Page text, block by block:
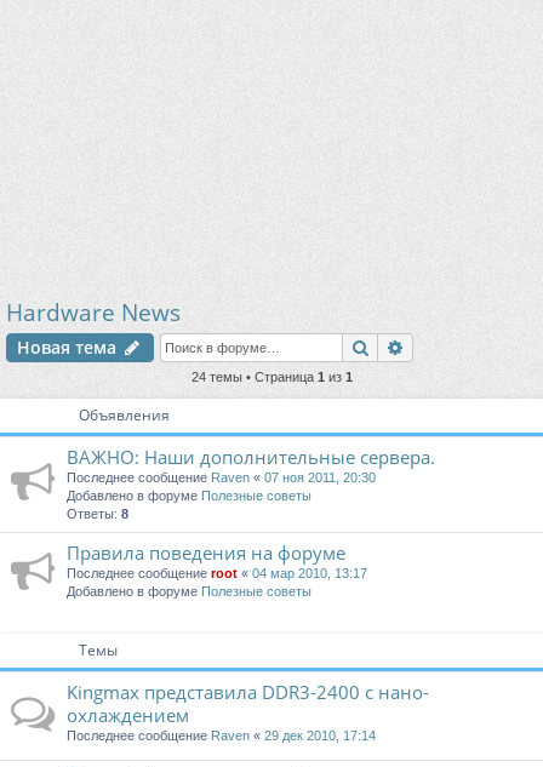
Hardware News
Новая тема Поиск
24 темы • Страница 1 из 1
Объявления
ВАЖНО: Наши дополнительные сервера.
Последнее сообщение Raven « 07 ноя 2011, 20:30
Добавлено в форуме Полезные советы
Ответы: 8
Правила поведения на форуме
Последнее сообщение root « 04 мар 2010, 13:17
Добавлено в форуме Полезные советы
Темы
Kingmax представила DDR3-2400 с нано-
охлаждением
Последнее сообщение Raven « 29 дек 2010, 17:14